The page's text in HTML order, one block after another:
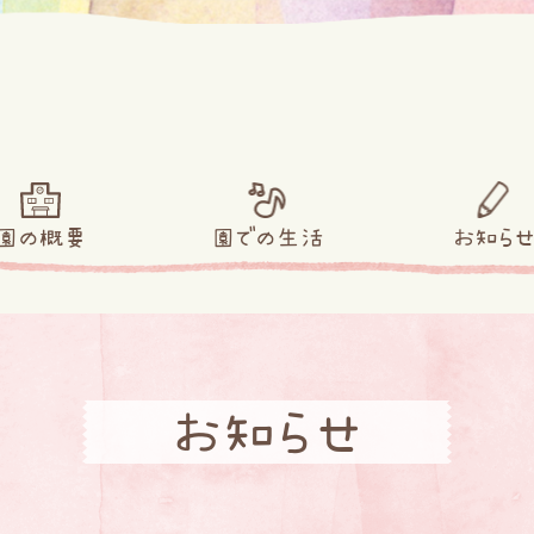
の概要 園での生活 お知らせ
お知らせ